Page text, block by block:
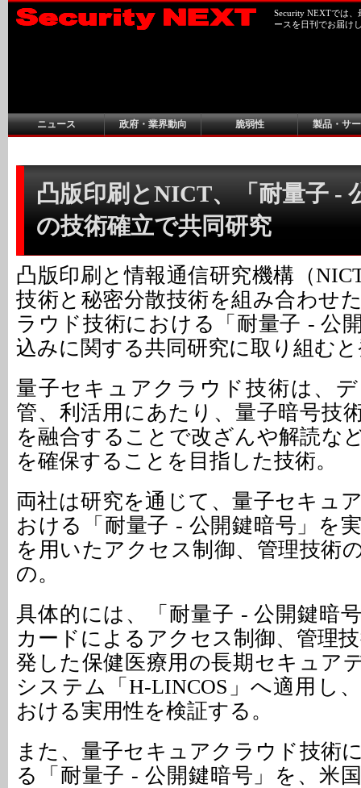
Security NEXTでは
ースを日刊でお届け
ニュース 政府・業界動向 脆弱性 製品・サ
凸版印刷とNICT、「耐量子 -
の技術確立で共同研究
凸版印刷と情報通信研究機構（
技術と秘密分散技術を組み合わせ
ラウド技術における「耐量子 - 公
込みに関する共同研究に取り組む
量子セキュアクラウド技術は、
管、利活用にあたり、量子暗号技
を融合することで改ざんや解読な
を確保することを目指した技術。
両社は研究を通じて、量子セキュ
おける「耐量子 - 公開鍵暗号」を
を用いたアクセス制御、管理技術
の。
具体的には、「耐量子 - 公開鍵暗
カードによるアクセス制御、管理
発した保健医療用の長期セキュア
システム「H-LINCOS」へ適用し
おける実用性を検証する。
また、量子セキュアクラウド技術
る「耐量子 - 公開鍵暗号」を、米